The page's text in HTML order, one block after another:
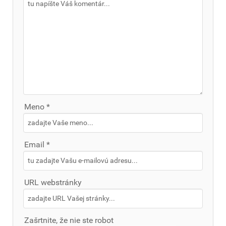
Meno *
Email *
URL webstránky
Zašrtnite, že nie ste robot